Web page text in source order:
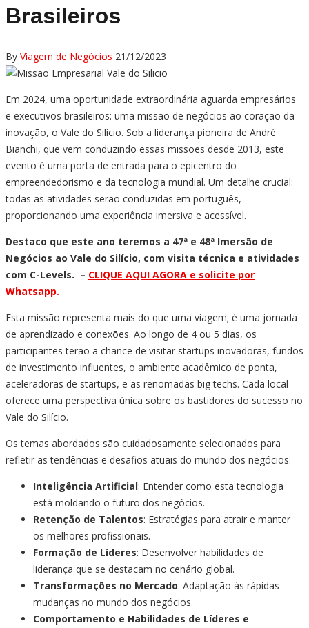
Brasileiros
By Viagem de Negócios 21/12/2023
Em 2024, uma oportunidade extraordinária aguarda empresários
e executivos brasileiros: uma missão de negócios ao coração da
inovação, o Vale do Silício. Sob a liderança pioneira de André
Bianchi, que vem conduzindo essas missões desde 2013, este
evento é uma porta de entrada para o epicentro do
empreendedorismo e da tecnologia mundial. Um detalhe crucial:
todas as atividades serão conduzidas em português,
proporcionando uma experiência imersiva e acessível.
Destaco que este ano teremos a 47ª e 48ª Imersão de
Negócios ao Vale do Silício, com visita técnica e atividades
com C-Levels. – CLIQUE AQUI AGORA e solicite por
Whatsapp.
Esta missão representa mais do que uma viagem; é uma jornada
de aprendizado e conexões. Ao longo de 4 ou 5 dias, os
participantes terão a chance de visitar startups inovadoras, fundos
de investimento influentes, o ambiente acadêmico de ponta,
aceleradoras de startups, e as renomadas big techs. Cada local
oferece uma perspectiva única sobre os bastidores do sucesso no
Vale do Silício.
Os temas abordados são cuidadosamente selecionados para
refletir as tendências e desafios atuais do mundo dos negócios:
Inteligência Artificial: Entender como esta tecnologia
está moldando o futuro dos negócios.
Retenção de Talentos: Estratégias para atrair e manter
os melhores profissionais.
Formação de Líderes: Desenvolver habilidades de
liderança que se destacam no cenário global.
Transformações no Mercado: Adaptação às rápidas
mudanças no mundo dos negócios.
Comportamento e Habilidades de Líderes e